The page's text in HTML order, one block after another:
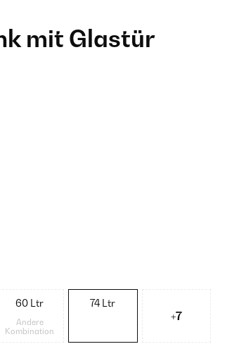
mit Glastür​
60 Ltr
Andere
Kombination
74 Ltr
+7